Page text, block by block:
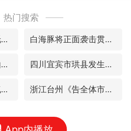
热门搜索
中国父女泰国骑摩托车坠崖1死1伤 白海豚将正面袭击贯穿浙江
香港宏福苑火灾或由烟头引起 四川宜宾市珙县发生3.4级地震
视频丨中国东方电气集团原党组副书记、董事宋致远被查 浙江台州《告全体市民书》